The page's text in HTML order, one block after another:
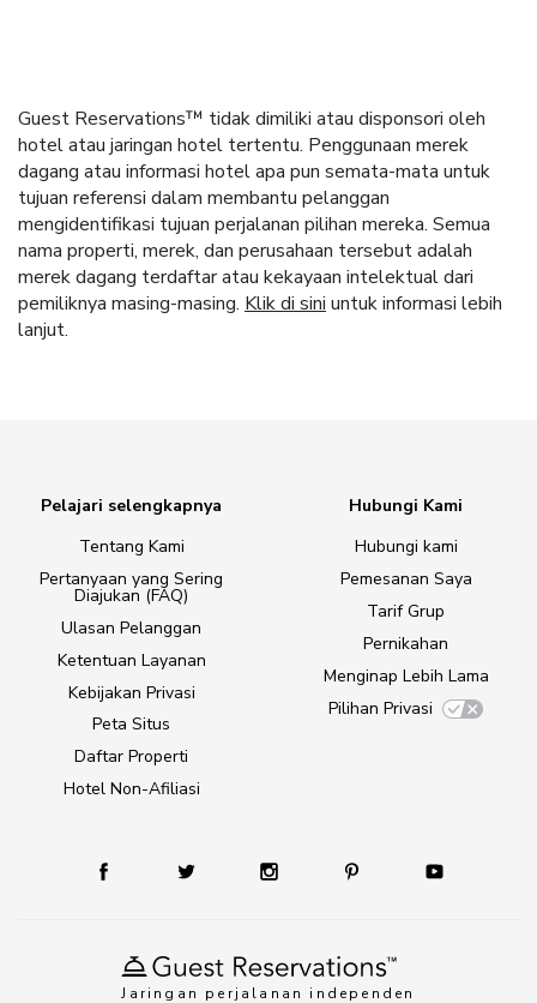
Guest Reservations™ tidak dimiliki atau disponsori oleh
hotel atau jaringan hotel tertentu. Penggunaan merek
dagang atau informasi hotel apa pun semata-mata untuk
tujuan referensi dalam membantu pelanggan
mengidentifikasi tujuan perjalanan pilihan mereka. Semua
nama properti, merek, dan perusahaan tersebut adalah
merek dagang terdaftar atau kekayaan intelektual dari
pemiliknya masing-masing. Klik di sini untuk informasi lebih
lanjut.
Jaringan perjalanan independen
Pelajari selengkapnya
Tentang Kami
Pertanyaan yang Sering
Diajukan (FAQ)
Ulasan Pelanggan
Ketentuan Layanan
Kebijakan Privasi
Peta Situs
Daftar Properti
Hotel Non-Afiliasi
Hubungi Kami
Hubungi kami
Pemesanan Saya
Tarif Grup
Pernikahan
Menginap Lebih Lama
Pilihan Privasi